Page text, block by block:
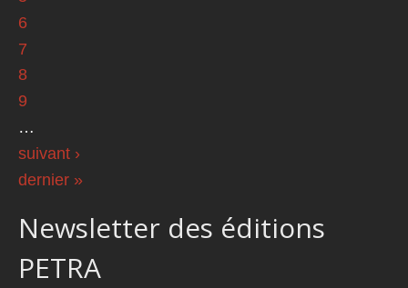
6
7
8
9
…
suivant ›
dernier »
Newsletter des éditions
PETRA